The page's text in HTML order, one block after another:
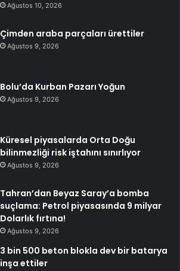
Ağustos 10, 2026
Çimden araba parçaları ürettiler
Ağustos 9, 2026
Bolu’da Kurban Pazarı Yoğun
Ağustos 9, 2026
Küresel piyasalarda Orta Doğu
bilinmezliği risk iştahını sınırlıyor
Ağustos 9, 2026
Tahran’dan Beyaz Saray’a bomba
suçlama: Petrol piyasasında 9 milyar
Dolarlık fırtına!
Ağustos 9, 2026
3 bin 500 beton blokla dev bir batarya
inşa ettiler